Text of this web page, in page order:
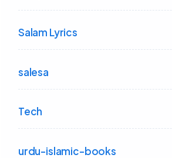
Salam Lyrics
salesa
Tech
urdu-islamic-books